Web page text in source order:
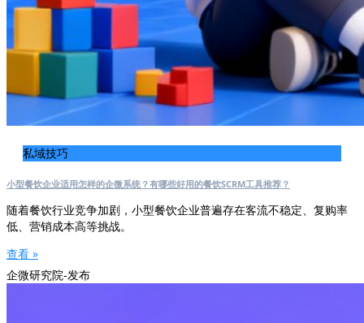
私域技巧
小型餐饮企业适用怎样的企微系统？有哪些好用的餐饮SCRM工具推荐？
随着餐饮行业竞争加剧，小型餐饮企业普遍存在客流不稳定、复购率
低、营销成本高等挑战。
查看 »
企微研究院-发布